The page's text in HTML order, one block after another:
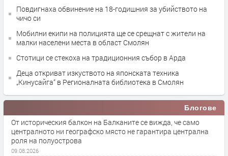
Повдигнаха обвинение на 18-годишния за убийството на
чичо си
Мобилни екипи на полицията ще се срещнат с жители на
малки населени места в област Смолян
Стотици се стекоха на традиционния събор в Арда
Деца откриват изкуството на японската техника
„Кинусайга“ в Регионалната библиотека в Смолян
Блогове
От историческия балкон на Балканите се вижда, че само
централното ни географско място не гарантира централна
роля на полуострова
09.08.2026